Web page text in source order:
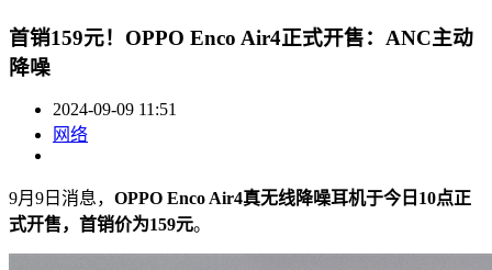
首销159元！OPPO Enco Air4正式开售：ANC主动
降噪
2024-09-09 11:51
网络
9月9日消息， OPPO Enco Air4真无线降噪耳机于今日10点正
式开售，首销价为159元。